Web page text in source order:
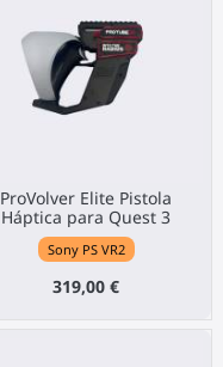
ProVolver Elite Pistola
Háptica para Quest 3
Sony PS VR2
319,00 €